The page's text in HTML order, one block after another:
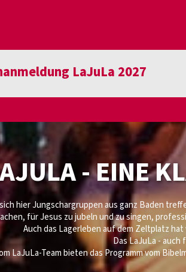
LaJuLa 2027
- EINE
hier Jungschargruppen aus ganz Baden
für Jesus zu jubeln und zu singen,
Auch das Lagerleben auf dem Zeltplatz
Das LaJuLa -
LaJuLa-Team bieten das Programm vom